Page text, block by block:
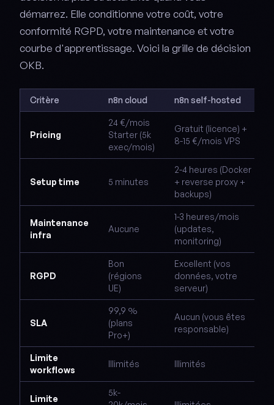
démarrez. Elle conditionne votre coût, votre
conformité RGPD, votre maintenance et votre
courbe d'apprentissage. Voici la grille de décision
OKB.
Critère n8n cloud n8n self-hosted
Pricing
24 €/mois
Starter (5k
exec/mois)
Gratuit (licence) +
8-15 €/mois VPS
Setup time 5 minutes
2-4 heures (Docker
+ reverse proxy +
backups)
Maintenance
infra
Aucune
1-3 heures/mois
(updates,
monitoring)
RGPD
Bon
(régions
UE)
Excellent (vos
données, votre
serveur)
SLA
99,9 %
(plans
Pro+)
Aucun (vous êtes
responsable)
Limite
workflows
Illimités Illimités
Limite
5k-